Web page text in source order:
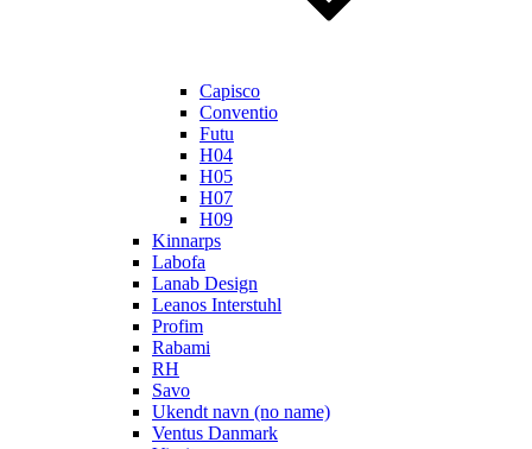
Capisco
Conventio
Futu
H04
H05
H07
H09
Kinnarps
Labofa
Lanab Design
Leanos Interstuhl
Profim
Rabami
RH
Savo
Ukendt navn (no name)
Ventus Danmark